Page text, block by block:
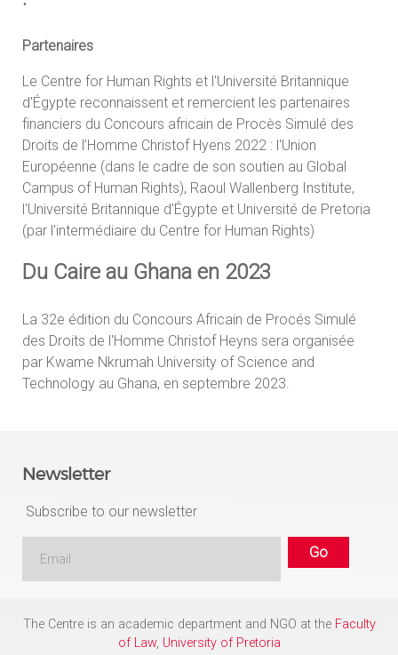
Partenaires
Le Centre for Human Rights et l'Université Britannique
d'Égypte reconnaissent et remercient les partenaires
financiers du Concours africain de Procès Simulé des
Droits de l’Homme Christof Hyens 2022 : l'Union
Européenne (dans le cadre de son soutien au Global
Campus of Human Rights), Raoul Wallenberg Institute,
l'Université Britannique d'Égypte et Université de Pretoria
(par l'intermédiaire du Centre for Human Rights)
Du Caire au Ghana en 2023
La 32e édition du Concours Africain de Procés Simulé
des Droits de l'Homme Christof Heyns sera organisée
par Kwame Nkrumah University of Science and
Technology au Ghana, en septembre 2023.
Newsletter
Subscribe to our newsletter
The Centre is an academic department and NGO at the Faculty
of Law, University of Pretoria